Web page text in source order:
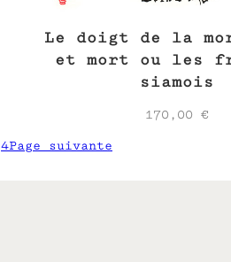
Le doigt de la
et mort ou les
siamois
170,00€
4Page suivante